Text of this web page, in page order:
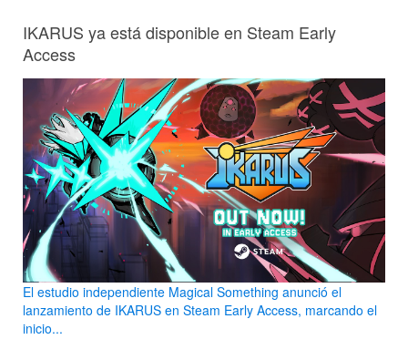
IKARUS ya está disponible en Steam Early
Access
El estudio independiente Magical Something anunció el
lanzamiento de IKARUS en Steam Early Access, marcando el
inicio...